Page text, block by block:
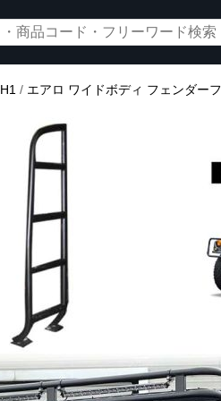
H1 / エアロ ワイドボディ フェンダー